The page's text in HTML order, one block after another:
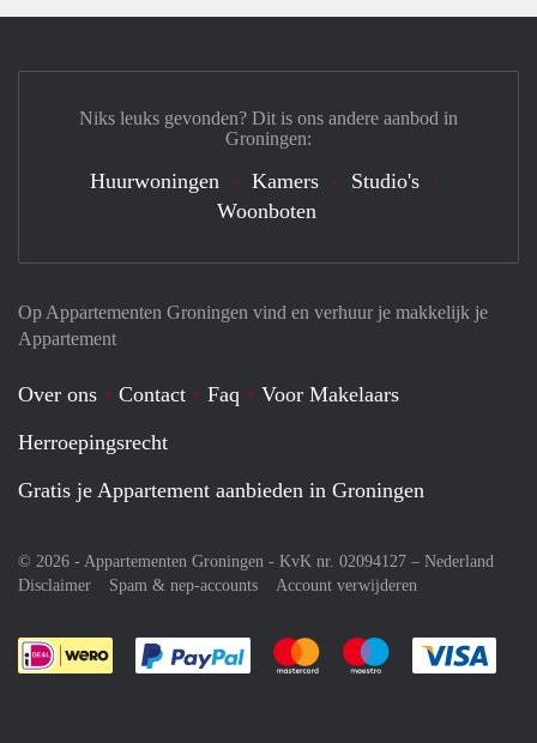
Op Appartementen Groningen vind en verhuur je makkelijk je
Appartement
Over ons Contact Faq
Voor Makelaars
Herroepingsrecht
Gratis je Appartement aanbieden in Groningen
© 2026 - Appartementen Groningen - KvK nr. 02094127 – Nederland
Disclaimer
Spam & nep-accounts Account verwijderen
Je rekent gemakkelijk af met Paypal
Je rekent gemakkelijk af met
Je rekent
Niks leuks gevonden? Dit is ons andere aanbod in
Groningen:
Huurwoningen Kamers
Studio's
Woonboten